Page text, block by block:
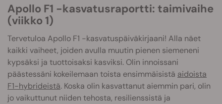
Apollo F1 -kasvatusraportti: taimivaihe
(viikko 1)
Tervetuloa Apollo F1 -kasvatuspäiväkirjaani! Alla näet
kaikki vaiheet, joiden avulla muutin pienen siemeneni
kypsäksi ja tuottoisaksi kasviksi. Olin innoissani
päästessäni kokeilemaan toista ensimmäisistä aidoista
F1-hybrideistä. Koska olin kasvattanut aiemmin pari, olin
jo vaikuttunut niiden tehosta, resilienssistä ja